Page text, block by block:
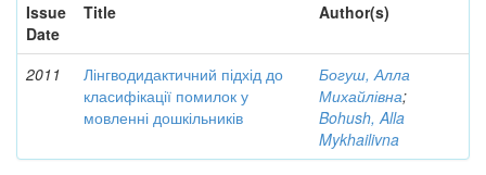
Issue
Date
Title Author(s)
2011
Лінгводидактичний підхід до
класифікації помилок у
мовленні дошкільників
Богуш, Алла
Михайлівна;
Bohush, Alla
Mykhailivna